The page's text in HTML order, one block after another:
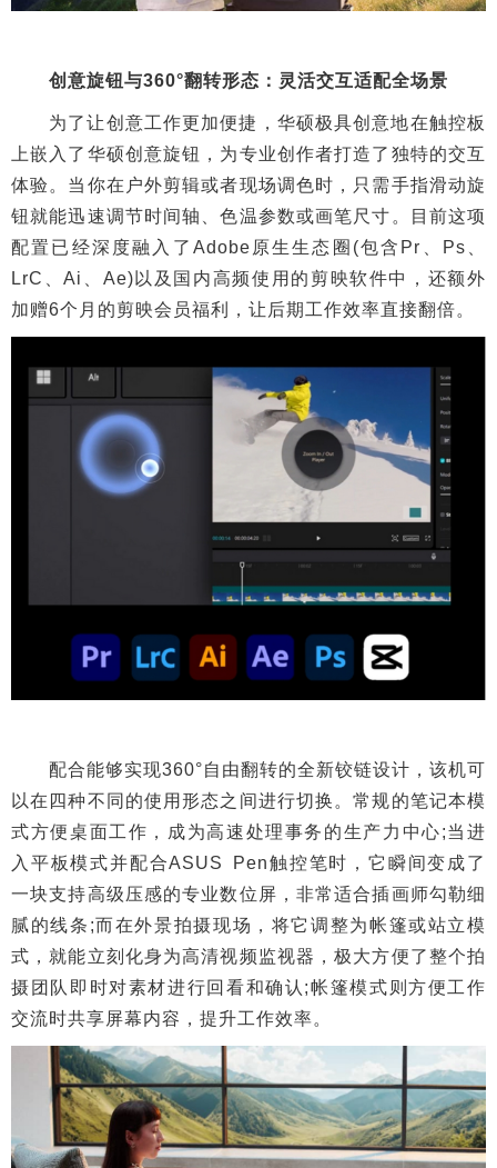
创意旋钮与360°翻转形态：灵活交互适配全场景
为了让创意工作更加便捷，华硕极具创意地在触控板
上嵌入了华硕创意旋钮，为专业创作者打造了独特的交互
体验。当你在户外剪辑或者现场调色时，只需手指滑动旋
钮就能迅速调节时间轴、色温参数或画笔尺寸。目前这项
配置已经深度融入了Adobe原生生态圈(包含Pr、Ps、
LrC、Ai、Ae)以及国内高频使用的剪映软件中，还额外
加赠6个月的剪映会员福利，让后期工作效率直接翻倍。
配合能够实现360°自由翻转的全新铰链设计，该机可
以在四种不同的使用形态之间进行切换。常规的笔记本模
式方便桌面工作，成为高速处理事务的生产力中心;当进
入平板模式并配合ASUS Pen触控笔时，它瞬间变成了
一块支持高级压感的专业数位屏，非常适合插画师勾勒细
腻的线条;而在外景拍摄现场，将它调整为帐篷或站立模
式，就能立刻化身为高清视频监视器，极大方便了整个拍
摄团队即时对素材进行回看和确认;帐篷模式则方便工作
交流时共享屏幕内容，提升工作效率。